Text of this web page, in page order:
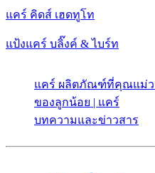
แคร์ คิดส์ เฮดทูโท
แป้งแคร์ บลิ๊งค์ & ไบร์ท
แคร์ ผลิตภัณฑ์ที่คุณแม่ว
ของลูกน้อย | แคร์
บทความและข่าวสาร